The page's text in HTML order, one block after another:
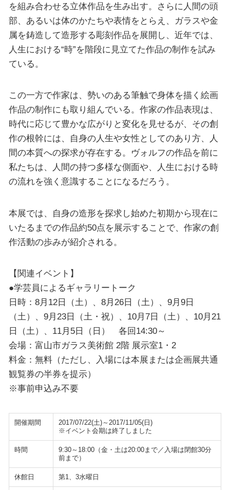
を組み合わせる立体作品を生み出す。さらに人間の頭
部、あるいは体のかたちや表情をとらえ、ガラスや金
属を鋳造して造形する彫刻作品を展開し、近年では、
人生における“時”を階段に見立てた作品の制作を試み
ている。
この一方で作家は、勢いのある筆触で身体を描く絵画
作品の制作にも取り組んでいる。作家の作品表現は、
時代に応じて豊かな広がりと変化を見せるが、その創
作の根幹には、自身の人生や女性としてのあり方、人
間の本質への探求が存在する。ヴォルフの作品を前に
私たちは、人間の持つ多様な側面や、人生における時
の流れを強く意識することになるだろう。
本展では、自身の造形を探求し始めた初期から現在に
いたるまでの作品約50点を展示することで、作家の創
作活動の歩みが紹介される。
【関連イベント】
●学芸員によるギャラリートーク
日時：8月12日（土）、8月26日（土）、9月9日
（土）、9月23日（土・祝）、10月7日（土）、10月21
日（土）、11月5日（日） 各回14:30～
会場：富山市ガラス美術館 2階 展示室1・2
料金：無料（ただし、入場には本展または企画展共通
観覧券の半券を提示）
※事前申込み不要
開催期間
2017/07/22(土)～2017/11/05(日)
※イベント会期は終了しました
時間
9:30～18:00（金・土は20:00まで／入場は閉館30分
前まで）
休館日 第1、3水曜日